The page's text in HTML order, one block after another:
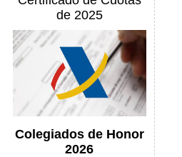
de 2025
Colegiados de Honor
2026